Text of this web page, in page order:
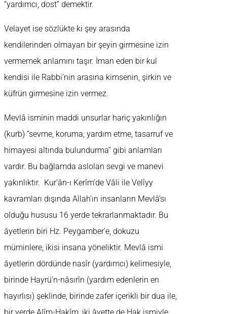
“yardımcı, dost” demektir.
Velayet ise sözlükte ki şey arasında
kendilerinden olmayan bir şeyin girmesine izin
vermemek anlamını taşır. İman eden bir kul
kendisi ile Rabbi’nin arasına kimsenin, şirkin ve
küfrün girmesine izin vermez.
Mevlâ isminin maddi unsurlar hariç yakınlığın
(kurb) “sevme, koruma, yardım etme, tasarruf ve
himayesi altında bulundurma” gibi anlamları
vardır. Bu bağlamda aslolan sevgi ve manevi
yakınlıktır. Kur’ân-ı Kerîm’de Vâli ile Velîyy
kavramları dışında Allah’ın insanların Mevlâ’sı
olduğu hususu 16 yerde tekrarlanmaktadır. Bu
âyetlerin biri Hz. Peygamber’e, dokuzu
müminlere, ikisi insana yöneliktir. Mevlâ ismi
âyetlerin dördünde nasîr (yardımcı) kelimesiyle,
birinde Hayrü’n-nâsırîn (yardım edenlerin en
hayırlısı) şeklinde, birinde zafer içerikli bir dua ile,